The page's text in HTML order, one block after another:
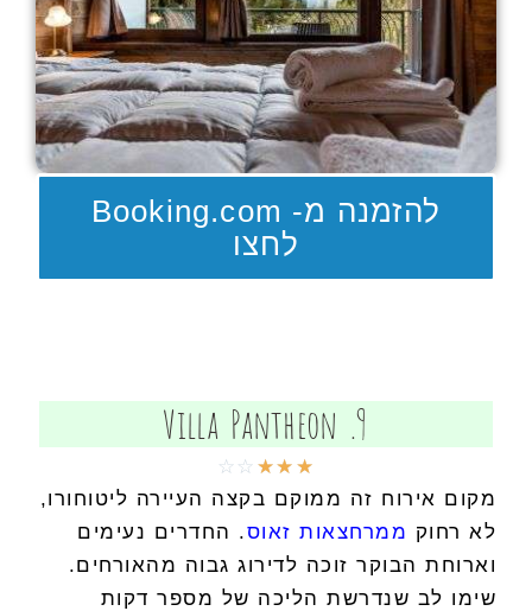
להזמנה מ- Booking.com
לחצו
9. Villa Pantheon
☆
☆
☆
☆
☆
מקום אירוח זה ממוקם בקצה העיירה ליטוחורו,
לא רחוק ממרחצאות זאוס. החדרים נעימים
וארוחת הבוקר זוכה לדירוג גבוה מהאורחים.
שימו לב שנדרשת הליכה של מספר דקות